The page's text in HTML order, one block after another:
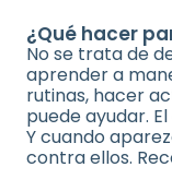
¿Qué hacer
No se trata de
aprender a
rutinas, hacer
puede ayudar.
Y cuando
contra ellos.